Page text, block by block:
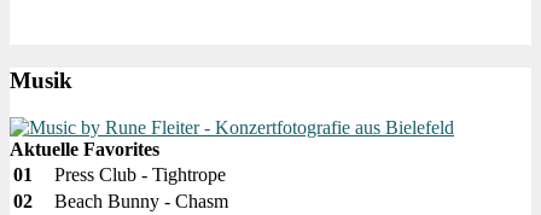
Musik
Aktuelle Favorites
01
Press Club - Tightrope
02
Beach Bunny - Chasm